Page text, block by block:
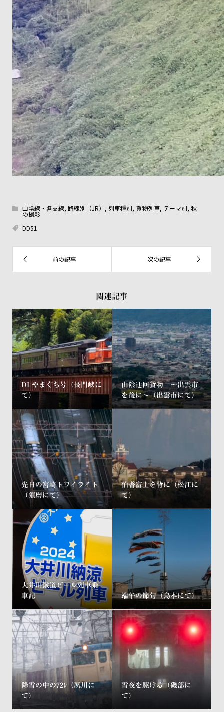
山陰線・各支線, 路線別（JR） , 列車種別, 貨物列車, テーマ別, 秋
の撮影
DD51
関連記事
DLやまぐち号（長門峡に
て）
山陰迂回貨物 ～出雲市
を後に～（出雲市にて）
先日の宮崎トワイライト
（須磨にて）
伯耆富士を背に（松江に
て）
大井川鐡道ビール列車乗
車記
端午の節句（島本にて）
降雪の中の72ﾚ（夙川に
て）
雪夜を駆ける（磯部に
て）